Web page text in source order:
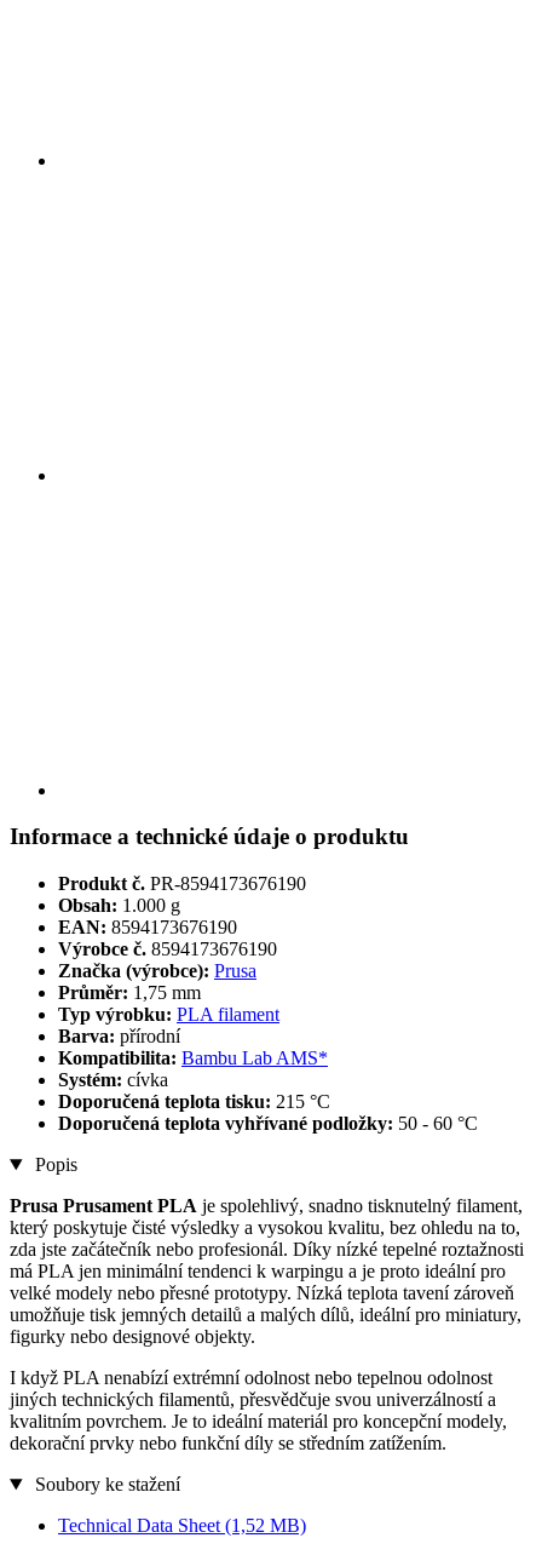
Informace a technické údaje o produktu
Produkt č. PR-8594173676190
Obsah: 1.000 g
EAN: 8594173676190
Výrobce č. 8594173676190
Značka (výrobce): Prusa
Průměr: 1,75 mm
Typ výrobku: PLA filament
Barva: přírodní
Kompatibilita: Bambu Lab AMS*
Systém: cívka
Doporučená teplota tisku: 215 °C
Doporučená teplota vyhřívané podložky: 50 - 60 °C
Popis
Prusa Prusament PLA je spolehlivý, snadno tisknutelný filament,
který poskytuje čisté výsledky a vysokou kvalitu, bez ohledu na to,
zda jste začátečník nebo profesionál. Díky nízké tepelné roztažnosti
má PLA jen minimální tendenci k warpingu a je proto ideální pro
velké modely nebo přesné prototypy. Nízká teplota tavení zároveň
umožňuje tisk jemných detailů a malých dílů, ideální pro miniatury,
figurky nebo designové objekty.
I když PLA nenabízí extrémní odolnost nebo tepelnou odolnost
jiných technických filamentů, přesvědčuje svou univerzálností a
kvalitním povrchem. Je to ideální materiál pro koncepční modely,
dekorační prvky nebo funkční díly se středním zatížením.
Soubory ke stažení
Technical Data Sheet (1,52 MB)